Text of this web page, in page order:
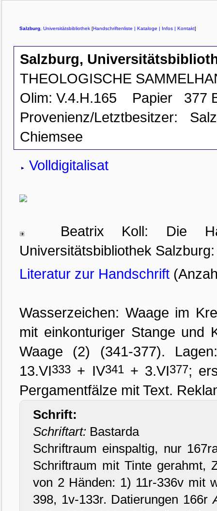
Salzburg , Universitätsbibliothek [Handschriftenliste | Kataloge | Infos | Kontakt]
Salzburg,
THEOLOGISCHE
Olim: V.4.H.165
Papier
377
Provenienz/Letztbesitzer:
Chiemsee
Volldigitalisat
Beatrix Koll: Die
Universitätsbibliothek
Literatur zur Handschrift
Wasserzeichen: Waage im
mit einkonturiger Stange und
Waage (2) (341-377).
13.VI333 + IV341+ 3.VI377;
Pergamentfälze mit Text.
Schrift:
Schriftart: Bastarda
Schriftraum einspaltig, nur
Schriftraum mit Tinte gerahmt,
von 2 Händen: 1) 11r-336v mit
398, 1v-133r. Datierungen 166r